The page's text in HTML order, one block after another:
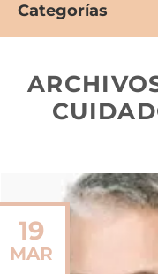
Categorías
19
MAR